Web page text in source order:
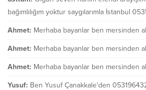
bağımlılığım yoktur saygılarımla İstanbul
Ahmet: Merhaba bayanlar ben mersinden
Ahmet: Merhaba bayanlar ben mersinden
Ahmet: Merhaba bayanlar ben mersinden
Yusuf: Ben Yusuf Çanakkale'den